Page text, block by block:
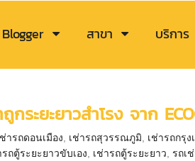
Blogger สาขา บริการ
ะยะยาวสำโรง จาก
ช่ารถดอนเมือง เช่ารถสุวรรณภูมิ เช่ารถกรุง
รถตู้ระยะยาวขับเอง เช่ารถตู้ระยะยาว รถเ